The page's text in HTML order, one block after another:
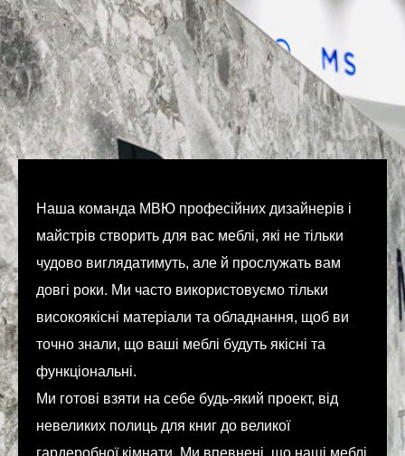
Наша команда МВЮ професійних дизайнерів і
майстрів створить для вас меблі, які не тільки
чудово виглядатимуть, але й прослужать вам
довгі роки. Ми часто використовуємо тільки
високоякісні матеріали та обладнання, щоб ви
точно знали, що ваші меблі будуть якісні та
функціональні.
Ми готові взяти на себе будь-який проект, від
невеликих полиць для книг до великої